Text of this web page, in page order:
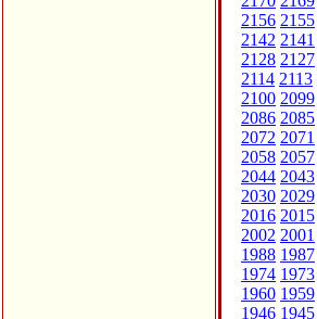
2156 2155
2142 2141
2128 2127
2114 2113
2100 2099
2086 2085
2072 2071
2058 2057
2044 2043
2030 2029
2016 2015
2002 2001
1988 1987
1974 1973
1960 1959
1946 1945